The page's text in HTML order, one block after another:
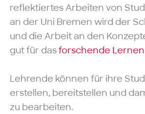
reflektiertes Arbeiten von
an der Uni Bremen wird der
und die Arbeit an den
gut für dasforschende Lernen
Lehrende können für ihre
erstellen, bereitstellen und
zu bearbeiten.